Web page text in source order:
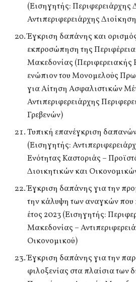
(Εισηγητής: Περιφερειάρχης
Αντιπεριφερειάρχης
Έγκριση δαπάνης και
εκπροσώπηση της
Μακεδονίας (Περιφερειακής
ενώπιον του Μονομελούς
για Αίτηση Ασφαλιστικών
Αντιπεριφερειάρχης
Γρεβενών)
Τυπική επανέγκριση
(Εισηγητής:
Ενότητας Καστοριάς –
Διοικητικών και
Έγκριση δαπάνης για την
την κάλυψη των αναγκών που
έτος 2023 (Εισηγητής:
Μακεδονίας –
Οικονομικού)
Έγκριση δαπάνης για την
φιλοξενίας στα πλαίσια των